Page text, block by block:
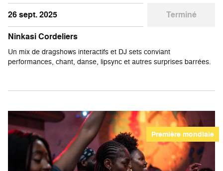
26 sept. 2025
Terminé
Ninkasi Cordeliers
Un mix de dragshows interactifs et DJ sets conviant
performances, chant, danse, lipsync et autres surprises barrées.
Première mondiale